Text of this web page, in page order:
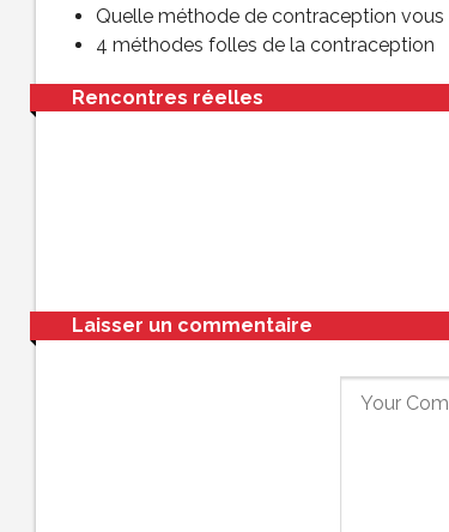
Quelle méthode de contraception
4 méthodes folles de la contraception
Rencontres réelles
Laisser un commentaire